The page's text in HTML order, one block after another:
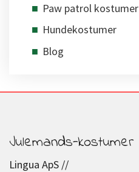
Paw patrol kostumer
Hundekostumer
Blog
Julemands-kostumer
Lingua ApS //